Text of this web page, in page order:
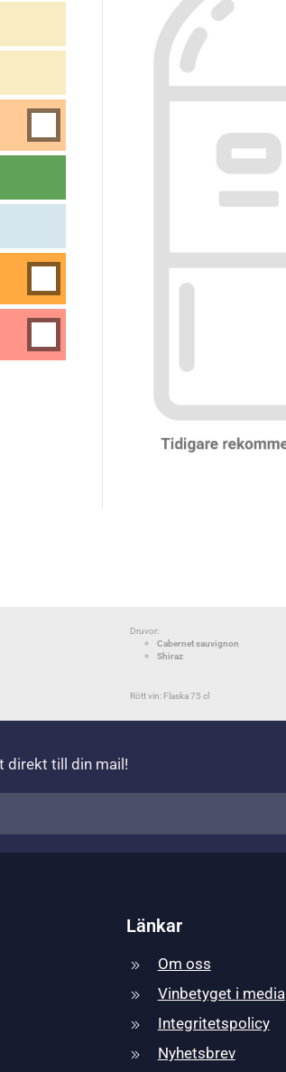
Druvor:
Cabernet sauvignon
Shiraz
Rött vin: Flaska 75 cl
direkt till din mail!
Länkar
Om oss
Vinbetyget i media
Integritetspolicy
Nyhetsbrev